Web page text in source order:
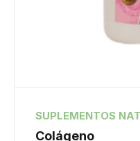
SUPLEMENTOS
Colágeno